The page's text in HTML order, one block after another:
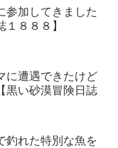
参加してきました
１８８８】
に遭遇できたけど
黒い砂漠冒険日誌
釣れた特別な魚を